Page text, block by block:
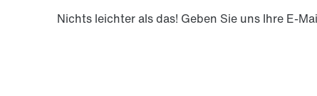
Nichts leichter als das! Geben Sie uns Ihre E-